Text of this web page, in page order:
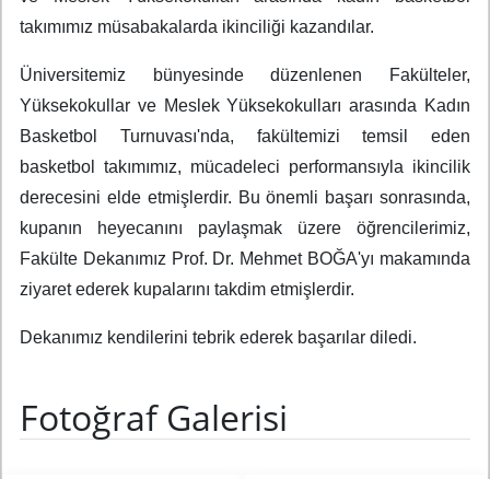
takımımız müsabakalarda ikinciliği kazandılar.
Üniversitemiz bünyesinde düzenlenen Fakülteler,
Yüksekokullar ve Meslek Yüksekokulları arasında Kadın
Basketbol Turnuvası'nda, fakültemizi temsil eden
basketbol takımımız, mücadeleci performansıyla ikincilik
derecesini elde etmişlerdir. Bu önemli başarı sonrasında,
kupanın heyecanını paylaşmak üzere öğrencilerimiz,
Fakülte Dekanımız Prof. Dr. Mehmet BOĞA'yı makamında
ziyaret ederek kupalarını takdim etmişlerdir.
Dekanımız kendilerini tebrik ederek başarılar diledi.
Fotoğraf Galerisi